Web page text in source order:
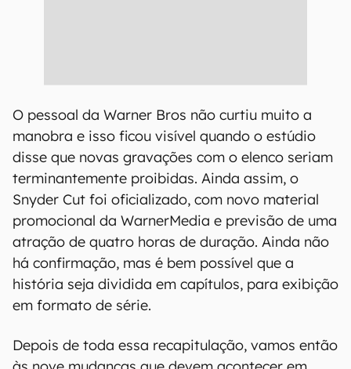
O pessoal da Warner Bros não curtiu muito a
manobra e isso ficou visível quando o estúdio
disse que novas gravações com o elenco seriam
terminantemente proibidas. Ainda assim, o
Snyder Cut foi oficializado, com novo material
promocional da WarnerMedia e previsão de uma
atração de quatro horas de duração. Ainda não
há confirmação, mas é bem possível que a
história seja dividida em capítulos, para exibição
em formato de série.
Depois de toda essa recapitulação, vamos então